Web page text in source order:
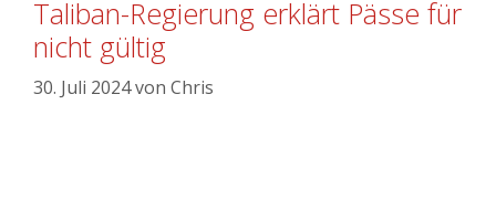
Taliban-Regierung erklärt Pässe für
nicht gültig
30. Juli 2024von Chris